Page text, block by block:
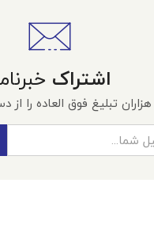
اشتراکخبرنامه
هزاران تبلیغ فوق العاده را از